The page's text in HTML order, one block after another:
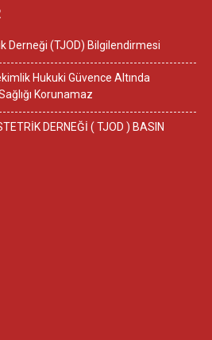
Derneği (TJOD) Bilgilendirmesi
Hukuki Güvence Altında
Korunamaz
DERNEĞİ ( TJOD ) BASIN